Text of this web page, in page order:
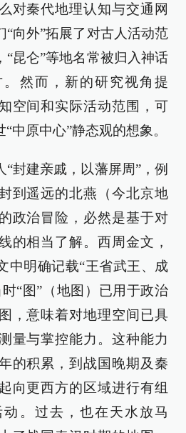
对秦代地理认知与交通网
“向外”拓展了对古人活动范
“昆仑”等地名常被归入神话
然而，新的研究视角提
空间和实际活动范围，可
中原中心”静态观的想象。
封建亲戚，以藩屏周”，例
到遥远的北燕（今北京地
政治冒险，必然是基于对
的相当了解。西周金文，
中明确记载“王省武王、成
“图”（地图）已用于政治
，意味着对地理空间已具
量与掌控能力。这种能力
的积累，到战国晚期及秦
向更西方的区域进行有组
。过去，也在天水放马